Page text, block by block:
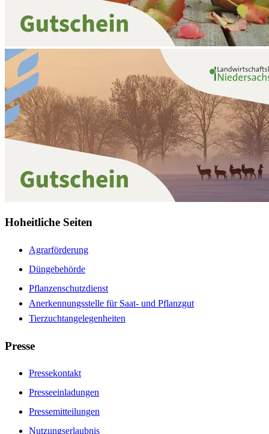
Hoheitliche Seiten
Agrarförderung
Düngebehörde
Pflanzenschutzdienst
Anerkennungsstelle für Saat- und Pflanzgut
Tierzuchtangelegenheiten
Presse
Pressekontakt
Presseeinladungen
Pressemitteilungen
Nutzungserlaubnis